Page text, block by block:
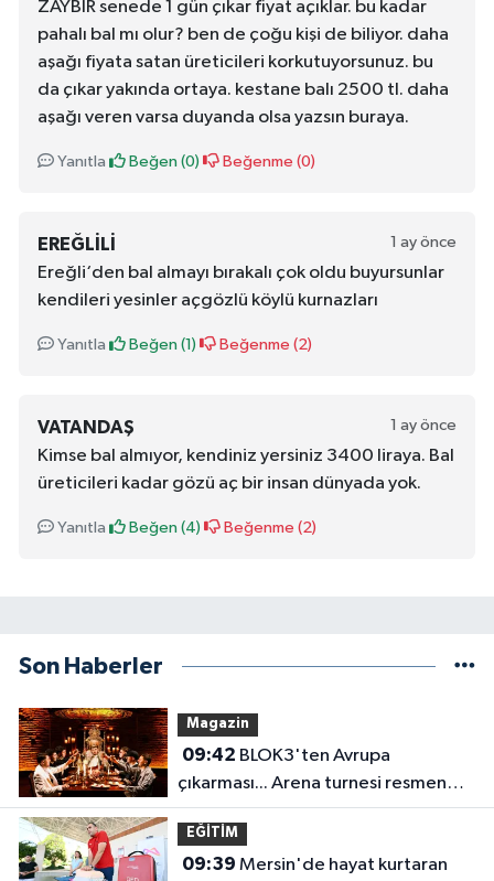
ZAYBİR senede 1 gün çıkar fiyat açıklar. bu kadar
pahalı bal mı olur? ben de çoğu kişi de biliyor. daha
aşağı fiyata satan üreticileri korkutuyorsunuz. bu
da çıkar yakında ortaya. kestane balı 2500 tl. daha
aşağı veren varsa duyanda olsa yazsın buraya.
Yanıtla Beğen (0) Beğenme (0)
EREĞLILI 1 ay önce
Ereğli‘den bal almayı bırakalı çok oldu buyursunlar
kendileri yesinler açgözlü köylü kurnazları
Yanıtla Beğen (1 ) Beğenme (2)
VATANDAŞ 1 ay önce
Kimse bal almıyor, kendiniz yersiniz 3400 liraya. Bal
üreticileri kadar gözü aç bir insan dünyada yok.
Yanıtla Beğen (4) Beğenme (2)
Son Haberler
Magazin
09:42
çıkarması... Arena turnesi resmen
duyuruldu
EĞİTİM
09:39